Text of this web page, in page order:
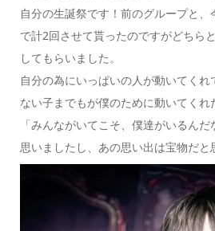
自分の生誕祭です！前のグループと
で計2回させて貰ったのですがどちら
してもらいました。
自分の為にいっぱいの人が動いてく
ない子までもが僕のために動いてくれ
「みんながいてこそ、僕達がいるん
思いましたし、あの思い出は宝物だと